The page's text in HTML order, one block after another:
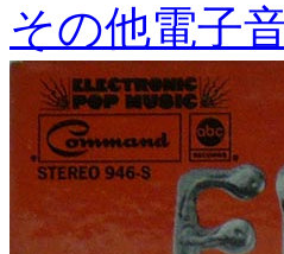
その他電子